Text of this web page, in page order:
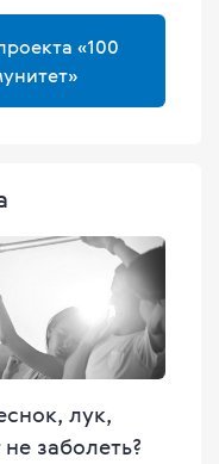
«100
лук,
заболеть?